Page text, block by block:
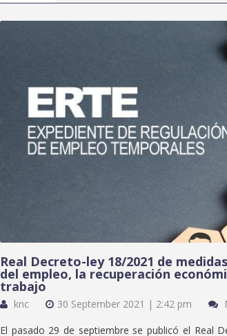
Real Decreto-ley 18/2021 de
del empleo, la recuperación
trabajo
knc 30 September 2021 | 2:42 pm
El pasado 29 de septiembre se publicó el Real